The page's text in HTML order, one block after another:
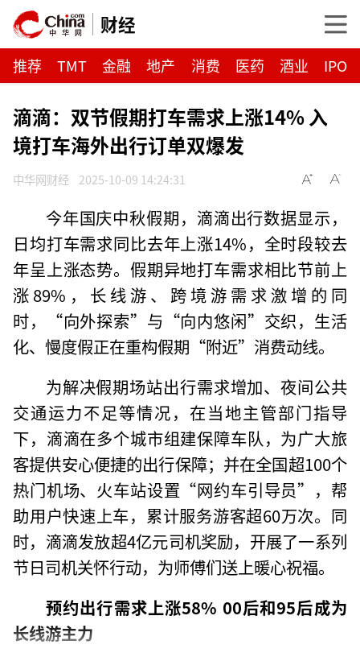
财经
推荐 TMT 金融 地产 消费 医药 酒业 IPO
滴滴：双节假期打车需求上涨14% 入
境打车海外出行订单双爆发
中华网财经 2025-10-09 14:24:31
今年国庆中秋假期，滴滴出行数据显示，
日均打车需求同比去年上涨14%，全时段较去
年呈上涨态势。假期异地打车需求相比节前上
涨89%，长线游、跨境游需求激增的同
时，“向外探索”与“向内悠闲”交织，生活
化、慢度假正在重构假期“附近”消费动线。
为解决假期场站出行需求增加、夜间公共
交通运力不足等情况，在当地主管部门指导
下，滴滴在多个城市组建保障车队，为广大旅
客提供安心便捷的出行保障；并在全国超100个
热门机场、火车站设置“网约车引导员”，帮
助用户快速上车，累计服务游客超60万次。同
时，滴滴发放超4亿元司机奖励，开展了一系列
节日司机关怀行动，为师傅们送上暖心祝福。
预约出行需求上涨58% 00后和95后成为
长线游主力